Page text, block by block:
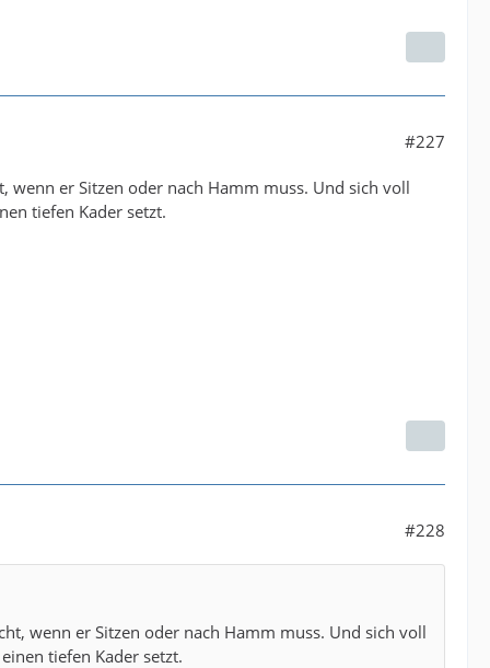
#227
wenn er Sitzen oder nach Hamm muss. Und sich voll
tiefen Kader setzt.
#228
wenn er Sitzen oder nach Hamm muss. Und sich voll
tiefen Kader setzt.